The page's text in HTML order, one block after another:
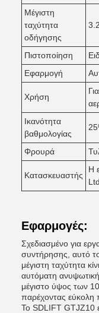
Μέγιστη
ταχύτητα
οδήγησης
Πιστοποίηση
Εφαρμογή
Χρήση
Ικανότητα
βαθμολογίας
Φρουρά
Κατασκευαστής
Η
Ltd.
Εφαρμογές:
Σχεδιασμένο για
συντήρησης, αυτό το
μέγιστη ταχύτητα
αυτόματη
μέγιστο ύψος των
παρέχοντας εύκολη
Το SDLIFT GTJZ10